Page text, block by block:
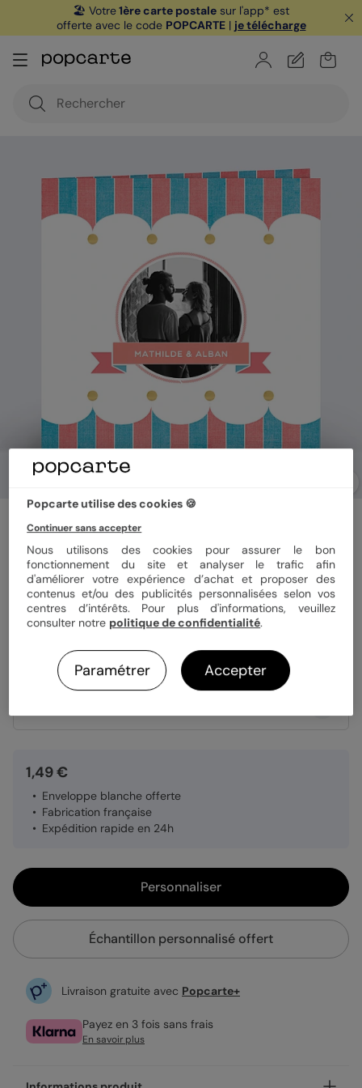
🏖️ Votre1ère carte postale sur l'app* est
offerte avec le code POPCARTE| je télécharge
Cirque
Format 14x14 cm plié
Papier Papier Satiné
1,49 €
Enveloppe blanche offerte
Fabrication française
Expédition rapide en 24h
Personnaliser
Échantillon personnalisé offert
Livraison gratuite avec Popcarte+
Payez en 3 fois sans frais
En savoir plus
Popcarte utilise des cookies 🍪
Continuer sans accepter
Nous utilisons des cookies pour assurer le bon
fonctionnement du site et analyser le trafic afin
d'améliorer votre expérience d’achat et proposer des
contenus et/ou des publicités personnalisées selon vos
centres d’intérêts. Pour plus d'informations, veuillez
consulter notre politique de confidentialité.
Paramétrer Accepter